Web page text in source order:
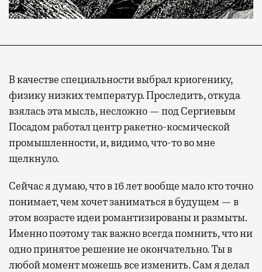
В качестве специальности выбрал криогенику,
физику низких температур. Проследить, откуда
взялась эта мысль, несложно — под Сергиевым
Посадом работал центр ракетно-космической
промышленности, и, видимо, что-то во мне
щелкнуло.
Сейчас я думаю, что в 16 лет вообще мало кто точно
понимает, чем хочет заниматься в будущем — в
этом возрасте идеи романтизированы и размыты.
Именно поэтому так важно всегда помнить, что ни
одно принятое решение не окончательно. Ты в
любой момент можешь все изменить. Сам я делал